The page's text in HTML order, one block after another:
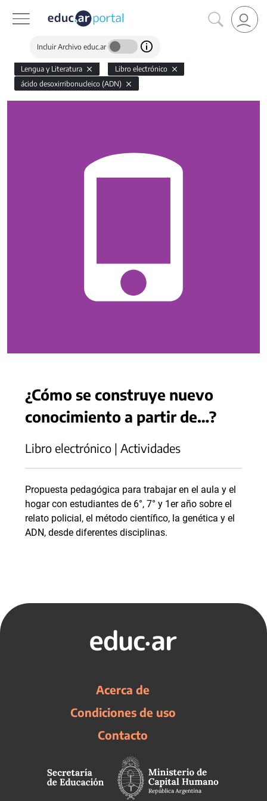
Incluir Archivo educ.ar
Lengua y Literatura
Libro electrónico
ácido desoxirribonucleico (ADN)
¿Cómo se construye nuevo
conocimiento a partir de…?
Libro electrónico | Actividades
Propuesta pedagógica para trabajar en el aula y el
hogar con estudiantes de 6°, 7° y 1er año sobre el
relato policial, el método científico, la genética y el
ADN, desde diferentes disciplinas.
Acerca de
Condiciones de uso
Contacto